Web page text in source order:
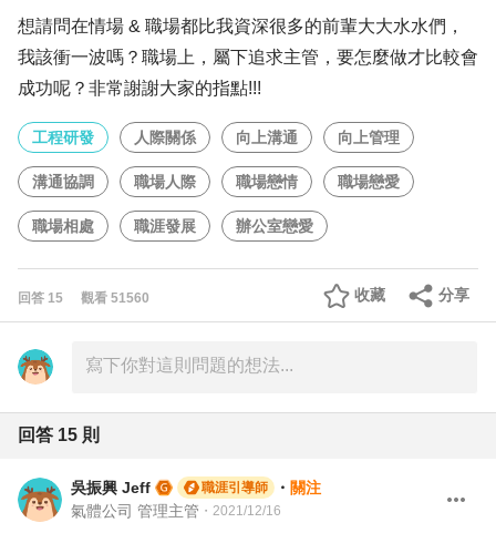
想請問在情場 & 職場都比我資深很多的前輩大大水水們，
我該衝一波嗎？職場上，屬下追求主管，要怎麼做才比較會
成功呢？非常謝謝大家的指點!!!
工程研發 人際關係 向上溝通 向上管理
溝通協調 職場人際 職場戀情 職場戀愛
職場相處 職涯發展 辦公室戀愛
回答 15 觀看 51560 分享
收藏
回答 15 則
吳振興 Jeff 職涯引導師 ・ 關注
氣體公司 管理主管 ・ 2021/12/16